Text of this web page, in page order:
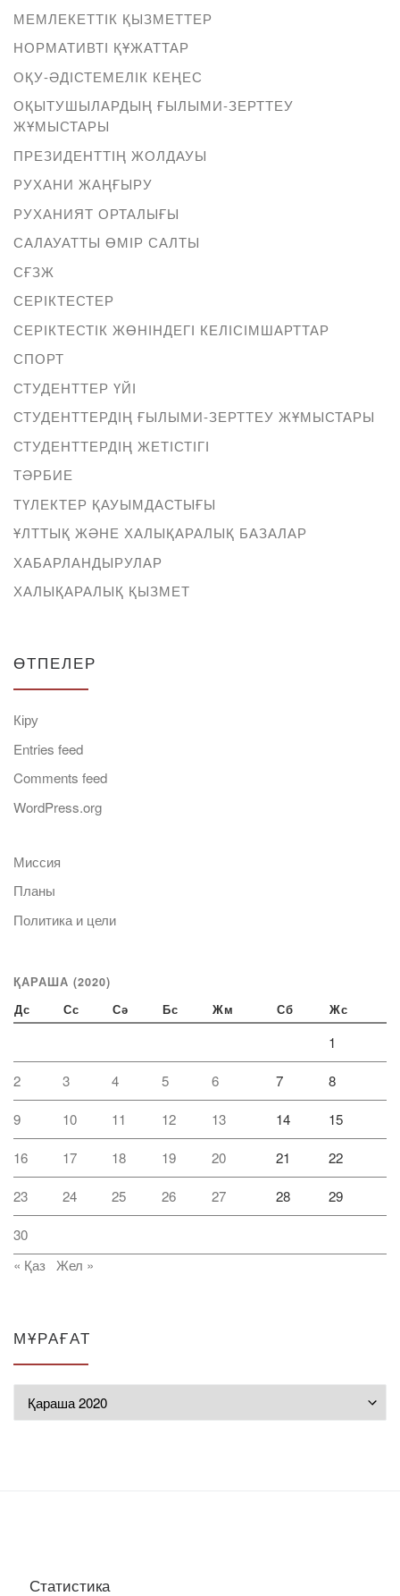
МЕМЛЕКЕТТІК ҚЫЗМЕТТЕР
НОРМАТИВТІ ҚҰЖАТТАР
ОҚУ-ӘДІСТЕМЕЛІК КЕҢЕС
ОҚЫТУШЫЛАРДЫҢ ҒЫЛЫМИ-ЗЕРТТЕУ
ЖҰМЫСТАРЫ
ПРЕЗИДЕНТТІҢ ЖОЛДАУЫ
РУХАНИ ЖАҢҒЫРУ
РУХАНИЯТ ОРТАЛЫҒЫ
САЛАУАТТЫ ӨМІР САЛТЫ
СҒЗЖ
СЕРІКТЕСТЕР
СЕРІКТЕСТІК ЖӨНІНДЕГІ КЕЛІСІМШАРТТАР
СПОРТ
СТУДЕНТТЕР ҮЙІ
СТУДЕНТТЕРДІҢ ҒЫЛЫМИ-ЗЕРТТЕУ ЖҰМЫСТАРЫ
СТУДЕНТТЕРДІҢ ЖЕТІСТІГІ
ТӘРБИЕ
ТҮЛЕКТЕР ҚАУЫМДАСТЫҒЫ
ҰЛТТЫҚ ЖӘНЕ ХАЛЫҚАРАЛЫҚ БАЗАЛАР
ХАБАРЛАНДЫРУЛАР
ХАЛЫҚАРАЛЫҚ ҚЫЗМЕТ
ӨТПЕЛЕР
Кіру
Entries feed
Comments feed
WordPress.org
Миссия
Планы
Политика и цели
ҚАРАША (2020)
Дс Сс Сә Бс Жм Сб Жс
1
2 3 4 5 6 7 8
9 10 11 12 13 14 15
16 17 18 19 20 21 22
23 24 25 26 27 28 29
30
« Қаз Жел »
МҰРАҒАТ
Статистика